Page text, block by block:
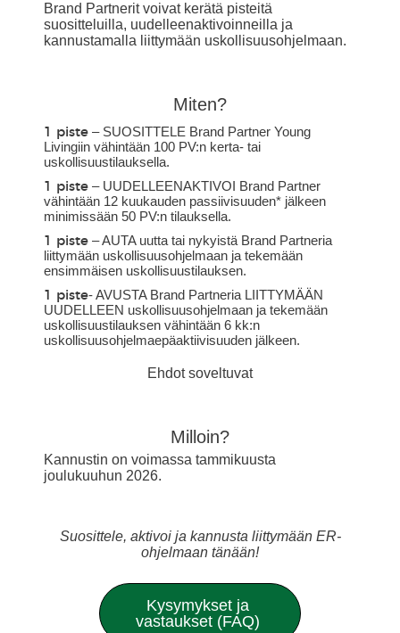
Brand Partnerit voivat kerätä pisteitä
suositteluilla, uudelleenaktivoinneilla ja
kannustamalla liittymään uskollisuusohjelmaan.
Miten?
1 piste – SUOSITTELE Brand Partner Young
Livingiin vähintään 100 PV:n kerta- tai
uskollisuustilauksella.
1 piste – UUDELLEENAKTIVOI Brand Partner
vähintään 12 kuukauden passiivisuuden* jälkeen
minimissään 50 PV:n tilauksella.
1 piste – AUTA uutta tai nykyistä Brand Partneria
liittymään uskollisuusohjelmaan ja tekemään
ensimmäisen uskollisuustilauksen.
1 piste- AVUSTA Brand Partneria LIITTYMÄÄN
UUDELLEEN uskollisuusohjelmaan ja tekemään
uskollisuustilauksen vähintään 6 kk:n
uskollisuusohjelmaepäaktiivisuuden jälkeen.
Ehdot soveltuvat
Milloin?
Kannustin on voimassa tammikuusta
joulukuuhun 2026.
Suosittele, aktivoi ja kannusta liittymään ER-
ohjelmaan tänään!
Kysymykset ja
vastaukset (FAQ)